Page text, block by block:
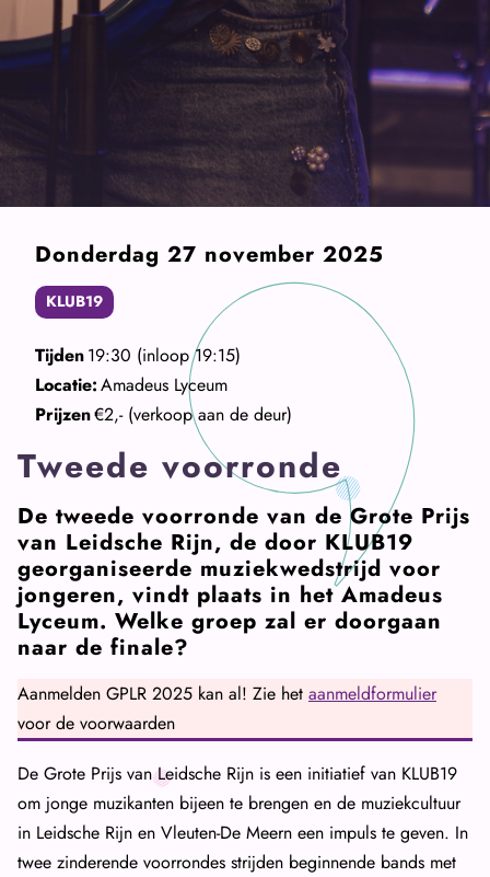
Tweede voorronde
De tweede voorronde van de Grote Prijs
van Leidsche Rijn, de door KLUB19
georganiseerde muziekwedstrijd voor
jongeren, vindt plaats in het Amadeus
Lyceum. Welke groep zal er doorgaan
naar de finale?
Aanmelden GPLR 2025 kan al! Zie het aanmeldformulier
voor de voorwaarden
De Grote Prijs van Leidsche Rijn is een initiatief van KLUB19
om jonge muzikanten bijeen te brengen en de muziekcultuur
in Leidsche Rijn en Vleuten-De Meern een impuls te geven. In
twee zinderende voorrondes strijden beginnende bands met
Donderdag 27 november 2025
KLUB19
Tijden19:30 (inloop 19:15)
Locatie:Amadeus Lyceum
Prijzen€2,- (verkoop aan de deur)